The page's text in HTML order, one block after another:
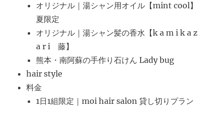
オリジナル｜湯シャン用オイル【mint cool】
夏限定
オリジナル｜湯シャン髪の香水【k a m i k a z
a r i 藤】
熊本・南阿蘇の手作り石けん Lady bug
hair style
料金
1日1組限定｜moi hair salon 貸し切りプラン